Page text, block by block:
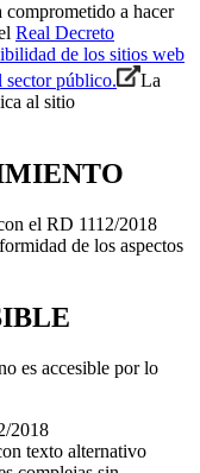
a hacer
Real Decreto
de los sitios web
sector público.
La
al sitio
el RD 1112/2018
de los aspectos
es accesible por lo
2018
texto alternativo